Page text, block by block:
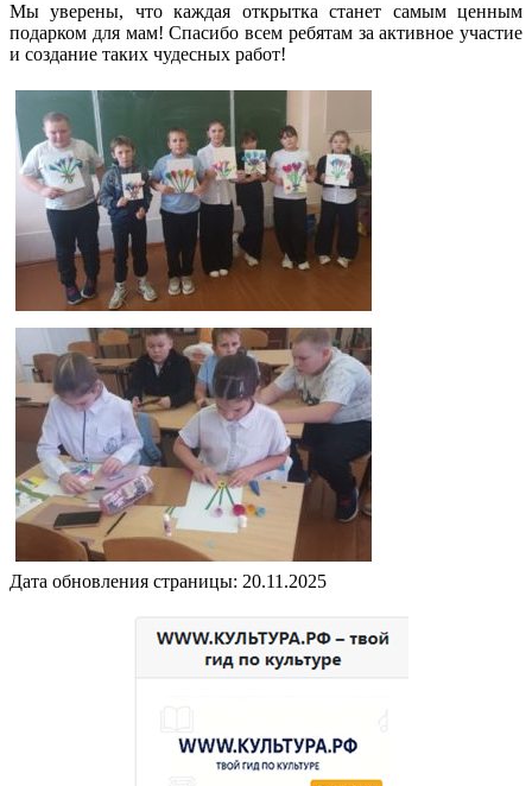
Мы уверены, что каждая открытка станет самым ценным
подарком для мам! Спасибо всем ребятам за активное участие
и создание таких чудесных работ!
Дата обновления страницы: 20.11.2025